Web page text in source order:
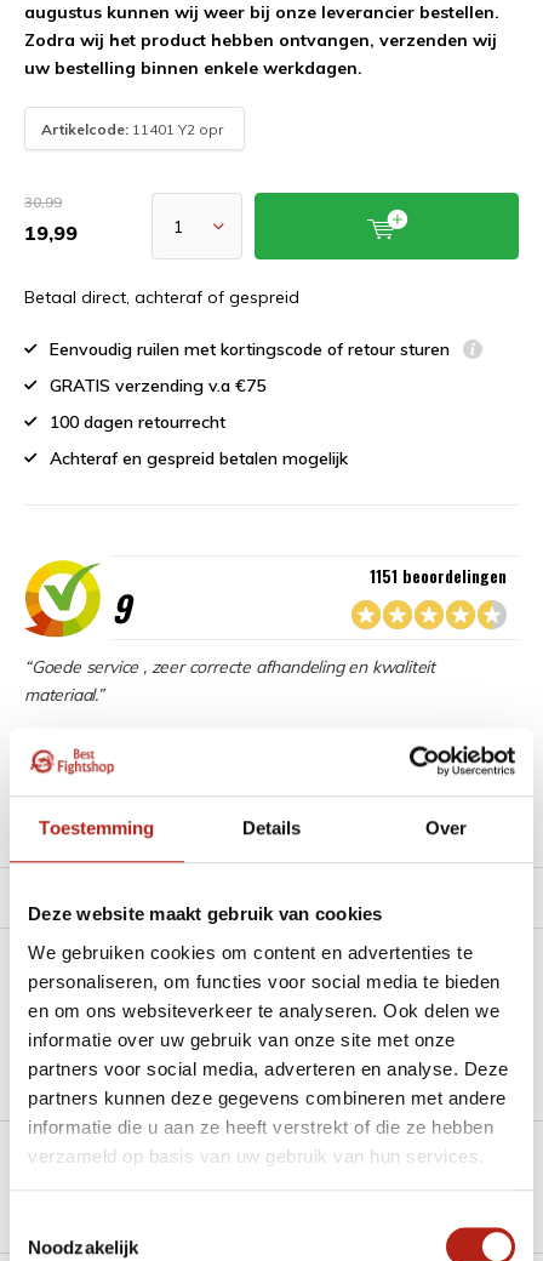
Toestemming Details Over
Deze website maakt gebruik van cookies
We gebruiken cookies om content en advertenties te
personaliseren, om functies voor social media te bieden
en om ons websiteverkeer te analyseren. Ook delen we
informatie over uw gebruik van onze site met onze
partners voor social media, adverteren en analyse. Deze
partners kunnen deze gegevens combineren met andere
informatie die u aan ze heeft verstrekt of die ze hebben
verzameld op basis van uw gebruik van hun services.
Noodzakelijk
augustus kunnen wij weer bij onze leverancier bestellen.
Zodra wij het product hebben ontvangen, verzenden wij
uw bestelling binnen enkele werkdagen.
Artikelcode: 11401 Y2 opr
30,99
19,99
Betaal direct, achteraf of gespreid
Eenvoudig ruilen met kortingscode of retour sturen
GRATIS verzending v.a €75
100 dagen retourrecht
Achteraf en gespreid betalen mogelijk
9
1151 beoordelingen
“Goede service , zeer correcte afhandeling en kwaliteit
materiaal.”
Beschikbaar in de volgende varianten:
Productomschrijving
Heb je een vraag over dit product?
Stel je vraag in de Chat voor een snel antwoord 24/7
Stel je vraag
Groot aantal nodig?